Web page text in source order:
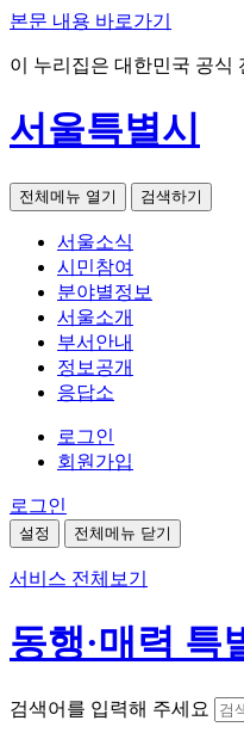
본문 내용 바로가기
이 누리집은 대한민국 공식
서울특별시
전체메뉴 열기 검색하기
서울소식
시민참여
분야별정보
서울소개
부서안내
정보공개
응답소
로그인
회원가입
로그인
설정 전체메뉴 닫기
서비스 전체보기
동행·매력 특
검색어를 입력해 주세요